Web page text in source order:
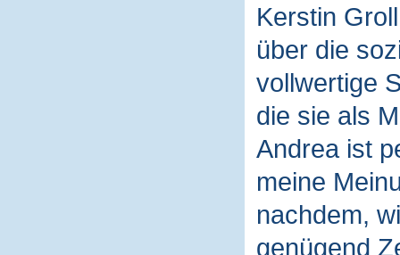
Kerstin
über die
vollwertige
die sie als
Andrea ist
meine
nachdem,
genügend